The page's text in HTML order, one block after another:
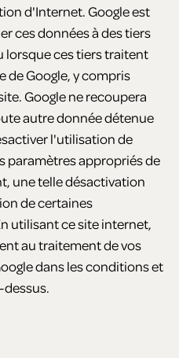
d'Internet. Google est
ces données à des tiers
lorsque ces tiers traitent
de Google, y compris
Google ne recoupera
autre donnée détenue
l'utilisation de
paramètres appropriés de
une telle désactivation
de certaines
utilisant ce site internet,
au traitement de vos
dans les conditions et